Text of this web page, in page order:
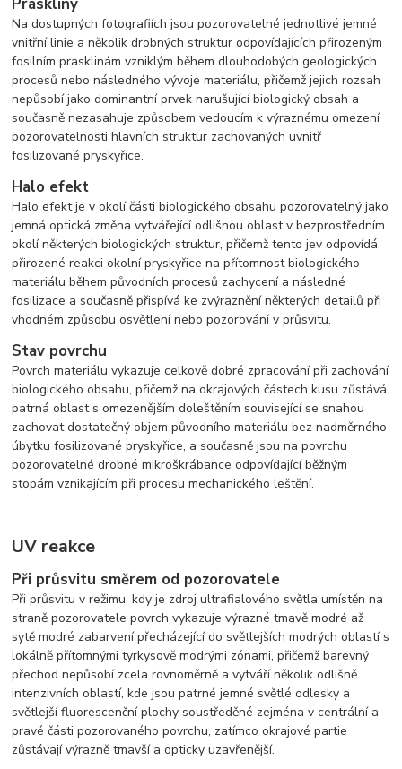
Na dostupných fotografiích jsou pozorovatelné jednotlivé jemné
vnitřní linie a několik drobných struktur odpovídajících přirozeným
fosilním prasklinám vzniklým během dlouhodobých geologických
procesů nebo následného vývoje materiálu, přičemž jejich rozsah
nepůsobí jako dominantní prvek narušující biologický obsah a
současně nezasahuje způsobem vedoucím k výraznému omezení
pozorovatelnosti hlavních struktur zachovaných uvnitř
fosilizované pryskyřice.
Halo efekt
Halo efekt je v okolí části biologického obsahu pozorovatelný jako
jemná optická změna vytvářející odlišnou oblast v bezprostředním
okolí některých biologických struktur, přičemž tento jev odpovídá
přirozené reakci okolní pryskyřice na přítomnost biologického
materiálu během původních procesů zachycení a následné
fosilizace a současně přispívá ke zvýraznění některých detailů při
vhodném způsobu osvětlení nebo pozorování v průsvitu.
Stav povrchu
Povrch materiálu vykazuje celkově dobré zpracování při zachování
biologického obsahu, přičemž na okrajových částech kusu zůstává
patrná oblast s omezenějším doleštěním související se snahou
zachovat dostatečný objem původního materiálu bez nadměrného
úbytku fosilizované pryskyřice, a současně jsou na povrchu
pozorovatelné drobné mikroškrábance odpovídající běžným
stopám vznikajícím při procesu mechanického leštění.
UV reakce
Při průsvitu směrem od pozorovatele
Při průsvitu v režimu, kdy je zdroj ultrafialového světla umístěn na
straně pozorovatele povrch vykazuje výrazné tmavě modré až
sytě modré zabarvení přecházející do světlejších modrých oblastí s
lokálně přítomnými tyrkysově modrými zónami, přičemž barevný
přechod nepůsobí zcela rovnoměrně a vytváří několik odlišně
intenzivních oblastí, kde jsou patrné jemné světlé odlesky a
světlejší fluorescenční plochy soustředěné zejména v centrální a
pravé části pozorovaného povrchu, zatímco okrajové partie
zůstávají výrazně tmavší a opticky uzavřenější.